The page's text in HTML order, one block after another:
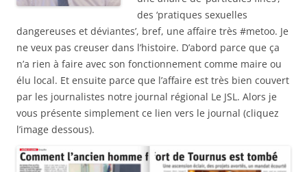
des ‘pratiques sexuelles
dangereuses et déviantes’, bref, une affaire très #metoo. Je
ne veux pas creuser dans l’histoire. D’abord parce que ça
n’a rien à faire avec son fonctionnement comme maire ou
élu local. Et ensuite parce que l’affaire est très bien couvert
par les journalistes notre journal régional Le JSL. Alors je
vous présente simplement ce lien vers le journal (cliquez
l’image dessous).